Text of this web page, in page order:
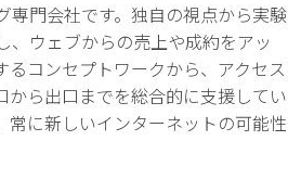
門会社です。独自の視点から実験
ウェブからの売上や成約をアッ
コンセプトワークから、アクセス
ら出口までを総合的に支援してい
に新しいインターネットの可能性